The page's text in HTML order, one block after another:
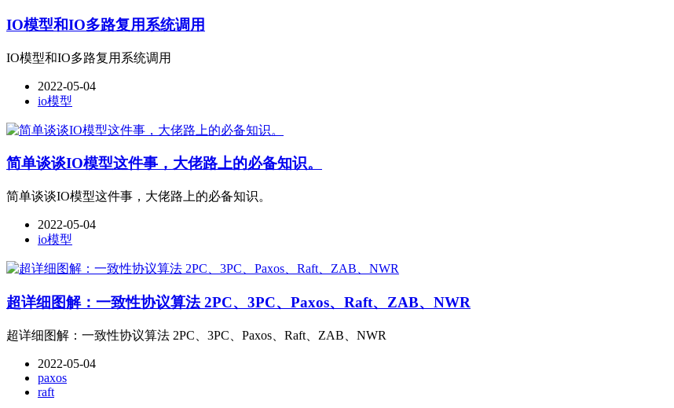
IO模型和IO多路复用系统调用
IO模型和IO多路复用系统调用
2022-05-04
io模型
简单谈谈IO模型这件事，大佬路上的必备知识。
简单谈谈IO模型这件事，大佬路上的必备知识。
2022-05-04
io模型
超详细图解：一致性协议算法 2PC、3PC、Paxos、Raft、ZAB、NWR
超详细图解：一致性协议算法 2PC、3PC、Paxos、Raft、ZAB、NWR
2022-05-04
paxos
raft